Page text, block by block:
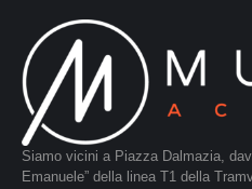
Siamo vicini a Piazza Dalmazia,
Emanuele” della linea T1 della